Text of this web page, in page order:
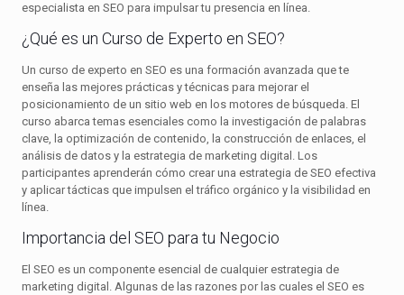
especialista en SEO para impulsar tu presencia en línea.
¿Qué es un Curso de Experto en SEO?
Un curso de experto en SEO es una formación avanzada que te
enseña las mejores prácticas y técnicas para mejorar el
posicionamiento de un sitio web en los motores de búsqueda. El
curso abarca temas esenciales como la investigación de palabras
clave, la optimización de contenido, la construcción de enlaces, el
análisis de datos y la estrategia de marketing digital. Los
participantes aprenderán cómo crear una estrategia de SEO efectiva
y aplicar tácticas que impulsen el tráfico orgánico y la visibilidad en
línea.
Importancia del SEO para tu Negocio
El SEO es un componente esencial de cualquier estrategia de
marketing digital. Algunas de las razones por las cuales el SEO es